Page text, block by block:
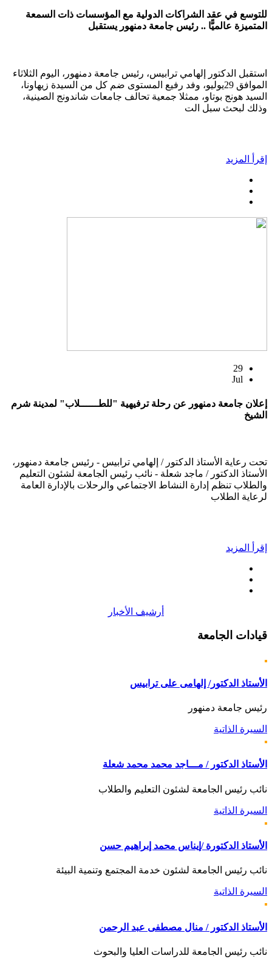
للتوسع في عقد الشراكات الدولية مع المؤسسات ذات السمعة
المتميزة عالميًّا .. رئيس جامعة دمنهور يستقبل
استقبل الدكتور إلهامي ترابيس، رئيس جامعة دمنهور، اليوم الثلاثاء
الموافق 29يوليو، وفد رفيع المستوى ضم كل من السيدة زيهاونا،
السيد هونج بوتاو، ممثلا جمعية تحالف جامعات شاندونج الصينية،
وذلك لبحث سبل الت
إقرأ المزيد
29
Jul
إعلان جامعة دمنهور عن رحلة ترفيهية "للطــــــلاب" لمدينة شرم
الشيخ
تحت رعاية الأستاذ الدكتور / إلهامي ترابيس - رئيس جامعة دمنهور،
الأستاذ الدكتور / ماجد شعلة - نائب رئيس الجامعة لشئون التعليم
والطلاب تنظم إدارة النشاط الاجتماعي والرحلات بالإدارة العامة
لرعاية الطلاب
إقرأ المزيد
أرشيف الأخبار
قيادات الجامعة
الأستاذ الدكتور/ إلهامى على ترابيس
رئيس جامعة دمنهور
السيرة الذاتية
الأستاذ الدكتور / مـــاجد محمد محمد شعلة
نائب رئيس الجامعة لشئون التعليم والطلاب
السيرة الذاتية
الأستاذ الدكتورة /إيناس محمد إبراهيم حسن
نائب رئيس الجامعة لشئون خدمة المجتمع وتنمية البيئة
السيرة الذاتية
الأستاذ الدكتور / منال مصطفى عبد الرحمن
نائب رئيس الجامعة للدراسات العليا والبحوث